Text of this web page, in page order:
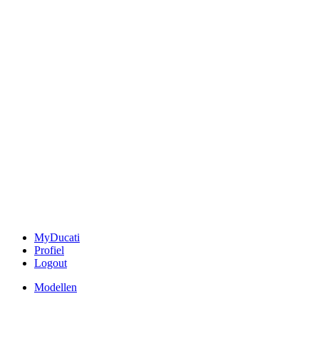
MyDucati
Profiel
Logout
Modellen